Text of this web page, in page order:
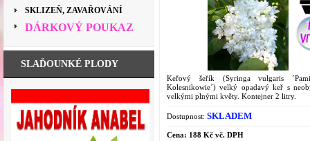
SKLIZEŇ, ZAVAŘOVÁNÍ
DÁRKOVÝ POUKAZ
SLAĎOUNKÉ PLODY
Keřový šeřík (Syringa vulgaris
Kolesnikowie´) velký opadavý keř s
velkými plnými květy. Kontejner 2 litry.
Dostupnost: SKLADEM
Cena: 188 Kč vč. DPH